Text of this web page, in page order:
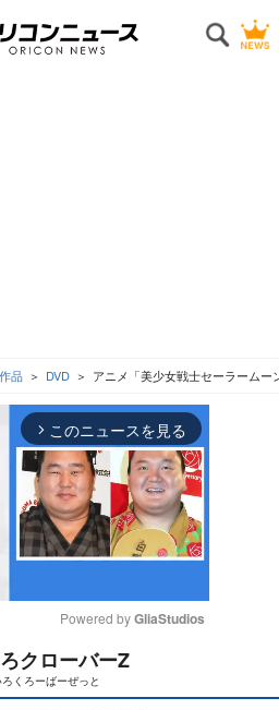
作品 DVD アニメ「美少女戦士セーラームー
arrow_forward_ios このニュースを見る
t
Powered by GliaStudios
クローバーZ
ろくろーばーぜっと